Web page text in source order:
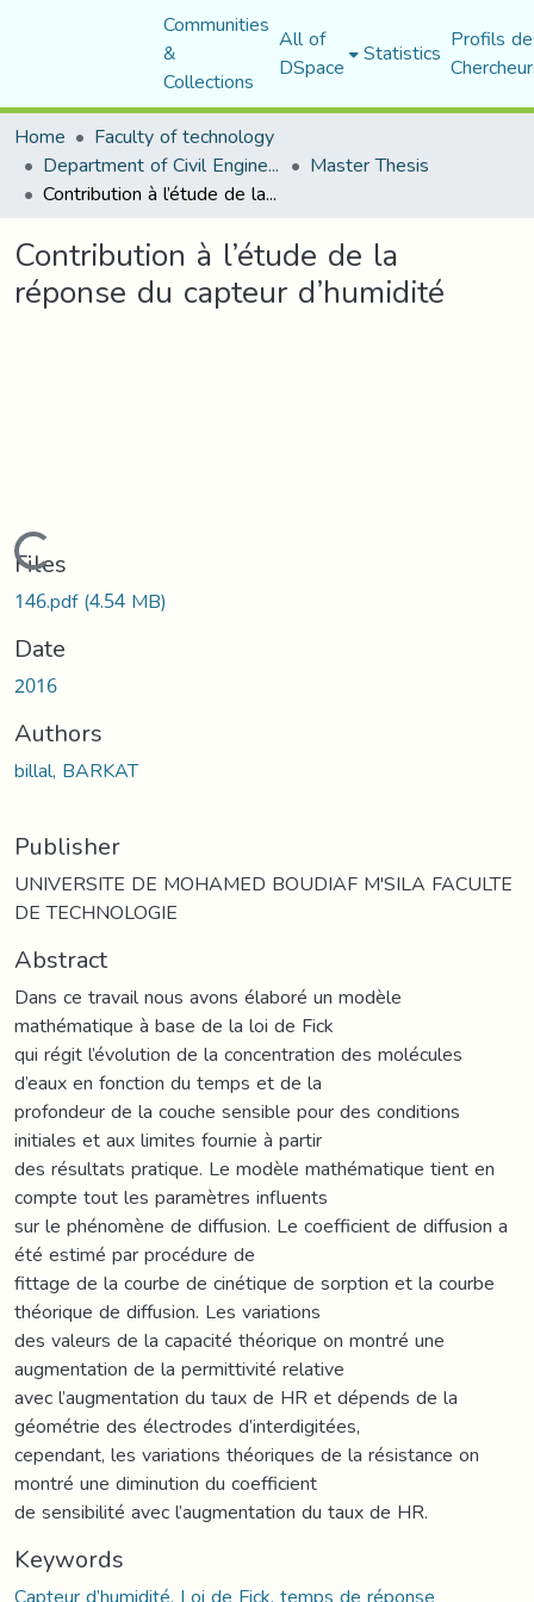
Communities
&
Collections
All of
DSpace Statistics Profils
Home
Faculty of technology
Department of Civil Engineering Master Thesis
Contribution à l’étude de la réponse du capteur d’humidité
Contribution à l’étude de la
réponse du capteur d’humidité
Loading...
Files
146.pdf(4.54 MB)
Date
2016
Authors
billal, BARKAT
Publisher
UNIVERSITE DE MOHAMED BOUDIAF M'SILA FACULTE
DE TECHNOLOGIE
Abstract
Dans ce travail nous avons élaboré un modèle
mathématique à base de la loi de Fick
qui régit l’évolution de la concentration des molécules
d’eaux en fonction du temps et de la
profondeur de la couche sensible pour des conditions
initiales et aux limites fournie à partir
des résultats pratique. Le modèle mathématique tient en
compte tout les paramètres influents
sur le phénomène de diffusion. Le coefficient de diffusion a
été estimé par procédure de
fittage de la courbe de cinétique de sorption et la courbe
théorique de diffusion. Les variations
des valeurs de la capacité théorique on montré une
augmentation de la permittivité relative
avec l’augmentation du taux de HR et dépends de la
géométrie des électrodes d’interdigitées,
cependant, les variations théoriques de la résistance on
montré une diminution du coefficient
de sensibilité avec l’augmentation du taux de HR.
Keywords